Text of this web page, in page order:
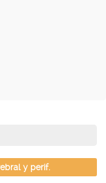
y perif.